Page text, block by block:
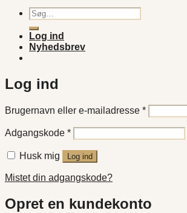
Søg
efter:
Log ind
Nyhedsbrev
Log ind
Brugernavn eller e-mailadresse *Påkrævet
Adgangskode *Påkrævet
Husk mig Log ind
Mistet din adgangskode?
Opret en kundekonto